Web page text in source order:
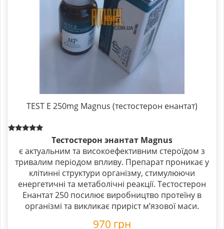
TEST E 250mg Magnus (тестостерон енантат)
out of 5
Тестостерон энантат Magnus
є актуальним та високоефективним стероїдом з
тривалим періодом впливу. Препарат проникає у
клітинні структури організму, стимулюючи
енергетичні та метаболічні реакції. Тестостерон
Енантат 250 посилює виробництво протеїну в
організмі та викликає приріст м’язової маси.
970 грн